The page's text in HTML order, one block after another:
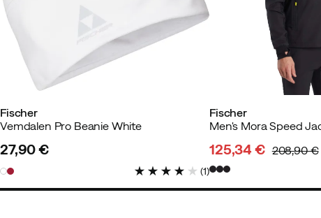
Fischer
Vemdalen Pro Beanie White
price
27,90 €
(1)
Fischer
Men's Mora Speed
discounted
125,34 €
original
208,90 €